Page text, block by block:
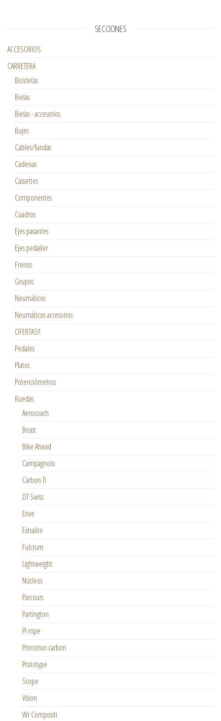
SECCIONES
ACCESORIOS
CARRETERA
Bicicletas
Bielas
Bielas - accesorios
Bujes
Cables/fundas
Cadenas
Cassettes
Componentes
Cuadros
Ejes pasantes
Ejes pedalier
Frenos
Grupos
Neumáticos
Neumáticos accesorios
OFERTAS!!
Pedales
Platos
Potenciómetros
Ruedas
Aerocoach
Beast
Bike Ahead
Campagnolo
Carbon Ti
DT Swiss
Enve
Extralite
Fulcrum
Lightweight
Núcleos
Parcours
Partington
Pi rope
Princeton carbon
Prototype
Scope
Vision
Wr Compositi